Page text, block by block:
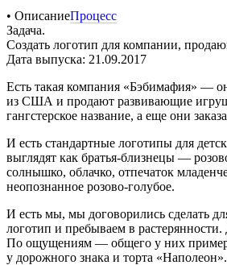
• ОписаниеПроцесс
Задача.
Создать логотип для компании,
Дата выпуска: 21.09.2017
Есть такая компания «Бэбимафия» —
из США и продают развивающие
гангстерское название, а еще они
И есть стандартные логотипы для
выглядят как братья-близнецы —
солнышко, облачко, отпечаток
неопознанное розово-голубое.
И есть мы, мы договорились сделать
логотип и пребываем в
По ощущениям — общего у них
у дорожного знака и торта «Наполеон».